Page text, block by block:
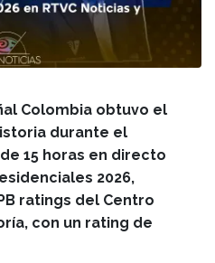
Colombia obtuvo el
durante el
15 horas en directo
2026,
ratings del Centro
con un rating de